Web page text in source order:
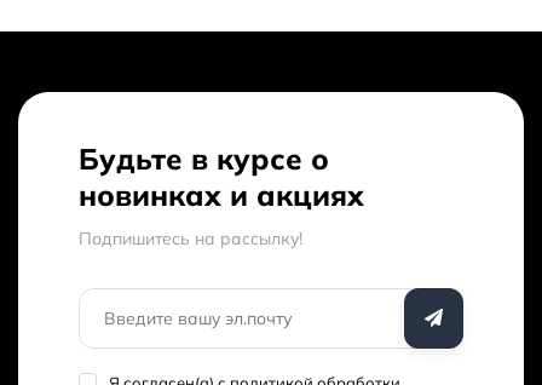
Низкие цены
В магазине «Bobbystore» вы можете купить аксессуары для
продаже представлено 169 товаров - выбирайте и
покупайте нужный аксессуар для смартфонов по
характеристикам, обзорам и отзывам. Доставим ваш
Будьте в курсе о
новинках и акциях
Подпишитесь на рассылкy!